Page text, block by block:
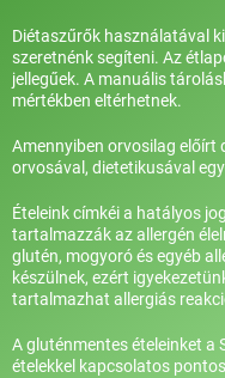
Diétaszűrők használatával
szeretnénk segíteni. Az
jellegűek. A manuális
mértékben eltérhetnek.
Amennyiben orvosilag előírt
orvosával, dietetikusával
Ételeink címkéi a hatályos
tartalmazzák az allergén
glutén, mogyoró és egyéb
készülnek, ezért
tartalmazhat allergiás
A gluténmentes ételeinket a
ételekkel kapcsolatos